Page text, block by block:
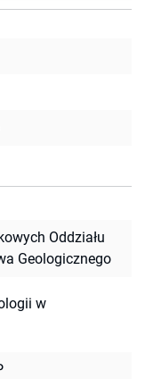
Oddziału
Geologicznego
w